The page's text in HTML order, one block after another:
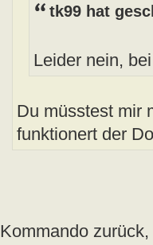
tk99 hat
Leider nein,
Du müsstest mir
funktionert der
Kommando